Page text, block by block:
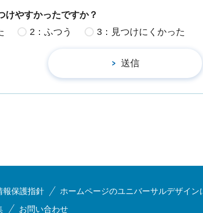
けやすかったですか？
2：ふつう 3：見つけにくかった
報保護指針 ホームページのユニバーサルデザイン
お問い合わせ